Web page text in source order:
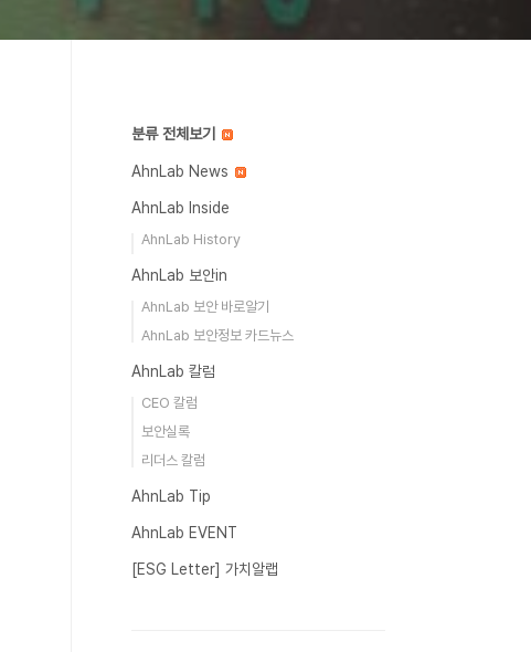
분류 전체보기
AhnLab News
AhnLab Inside
AhnLab History
AhnLab 보안in
AhnLab 보안 바로알기
AhnLab 보안정보 카드뉴스
AhnLab 칼럼
CEO 칼럼
보안실록
리더스 칼럼
AhnLab Tip
AhnLab EVENT
[ESG Letter] 가치알랩